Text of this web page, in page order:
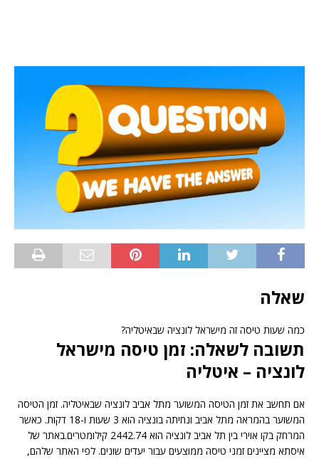
שאלה
כמה שעות טיסה זה מישראל לונציה שבאיטליה?
תשובה לשאלה: זמן טיסה מישראל
לונציה – איטליה
אם תחשב את זמן הטיסה המשוער מתל אביב לונציה שבאיטליה. זמן הטיסה
המשוער בהמראה מתל אביב ונחיתה בונציה הוא 3 שעות ו-18 דקות. כאשר
המרחק בקו אוירי בין תל אביב לונציה הוא 2442.74 קילומטרים.באתר של
איסתא מציינים זמני טיסה ממוצעים עבור יעדים שונים. לפי האתר שלהם,